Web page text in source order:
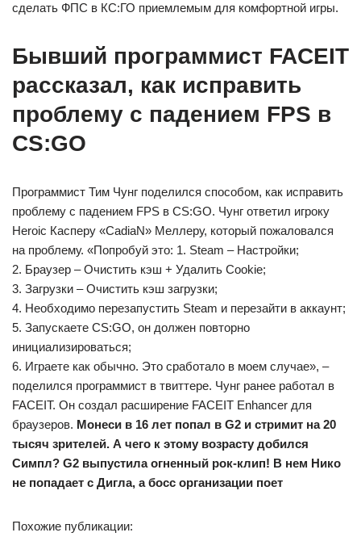
сделать ФПС в КС:ГО приемлемым для комфортной игры.
Бывший программист FACEIT
рассказал, как исправить
проблему с падением FPS в
CS:GO
Программист Тим Чунг поделился способом, как исправить
проблему с падением FPS в CS:GO. Чунг ответил игроку
Heroic Касперу «CadiaN» Меллеру, который пожаловался
на проблему. «Попробуй это: 1. Steam – Настройки;
2. Браузер – Очистить кэш + Удалить Cookie;
3. Загрузки – Очистить кэш загрузки;
4. Необходимо перезапустить Steam и перезайти в аккаунт;
5. Запускаете CS:GO, он должен повторно
инициализироваться;
6. Играете как обычно. Это сработало в моем случае», –
поделился программист в твиттере. Чунг ранее работал в
FACEIT. Он создал расширение FACEIT Enhancer для
браузеров. Монеси в 16 лет попал в G2 и стримит на 20
тысяч зрителей. А чего к этому возрасту добился
Симпл? G2 выпустила огненный рок-клип! В нем Нико
не попадает с Дигла, а босс организации поет
Похожие публикации: